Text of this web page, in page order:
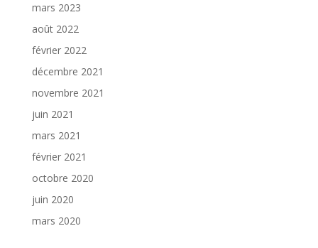
mars 2023
août 2022
février 2022
décembre 2021
novembre 2021
juin 2021
mars 2021
février 2021
octobre 2020
juin 2020
mars 2020